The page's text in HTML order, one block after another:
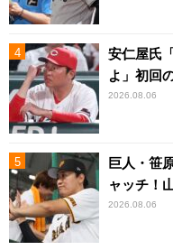
安仁屋氏
よ」初回
2026.08.06
巨人・笹
ャッチ！
2026.08.06